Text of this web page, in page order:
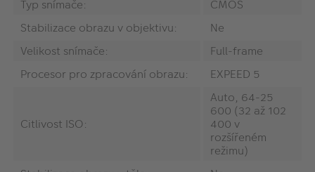
Typ snímače:
CMOS
Stabilizace obrazu v objektivu:
Ne
Velikost snímače:
Full-frame
Procesor pro zpracování obrazu:
EXPEED 5
Citlivost ISO:
Auto, 64-25
600 (32 až 102
400 v
rozšířeném
režimu)